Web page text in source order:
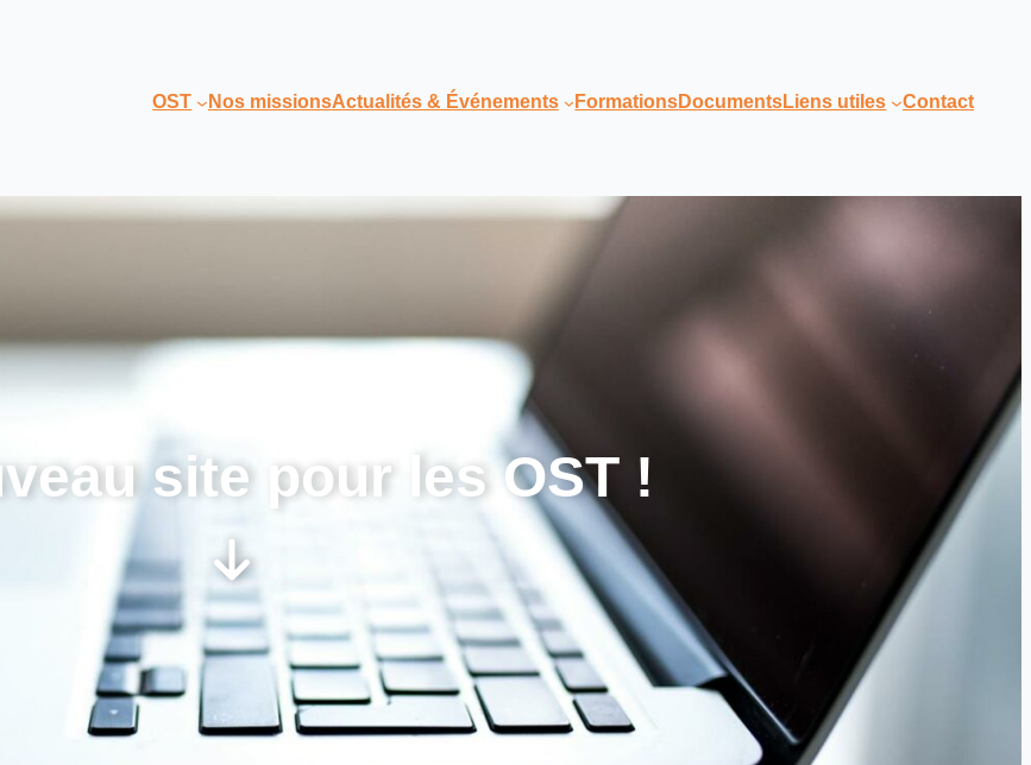
OST Nos missionsActualités & Événements FormationsDocumentsLiens utiles Contact
site pour les OST !